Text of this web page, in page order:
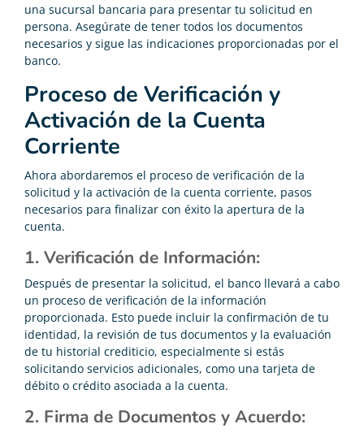
una sucursal bancaria para presentar tu solicitud en
persona. Asegúrate de tener todos los documentos
necesarios y sigue las indicaciones proporcionadas por el
banco.
Proceso de Verificación y
Activación de la Cuenta
Corriente
Ahora abordaremos el proceso de verificación de la
solicitud y la activación de la cuenta corriente, pasos
necesarios para finalizar con éxito la apertura de la
cuenta.
1. Verificación de Información:
Después de presentar la solicitud, el banco llevará a cabo
un proceso de verificación de la información
proporcionada. Esto puede incluir la confirmación de tu
identidad, la revisión de tus documentos y la evaluación
de tu historial crediticio, especialmente si estás
solicitando servicios adicionales, como una tarjeta de
débito o crédito asociada a la cuenta.
2. Firma de Documentos y Acuerdo: